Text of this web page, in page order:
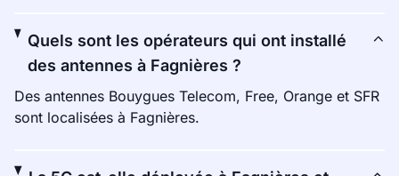
Quels sont les opérateurs qui ont installé
des antennes à Fagnières ?
Des antennes Bouygues Telecom, Free, Orange et SFR
sont localisées à Fagnières.